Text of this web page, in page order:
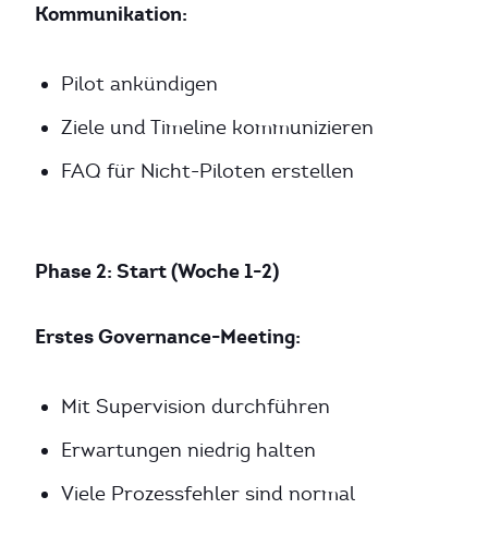
Kommunikation:
Pilot ankündigen
Ziele und Timeline kommunizieren
FAQ für Nicht-Piloten erstellen
Phase 2: Start (Woche 1-2)
Erstes Governance-Meeting:
Mit Supervision durchführen
Erwartungen niedrig halten
Viele Prozessfehler sind normal